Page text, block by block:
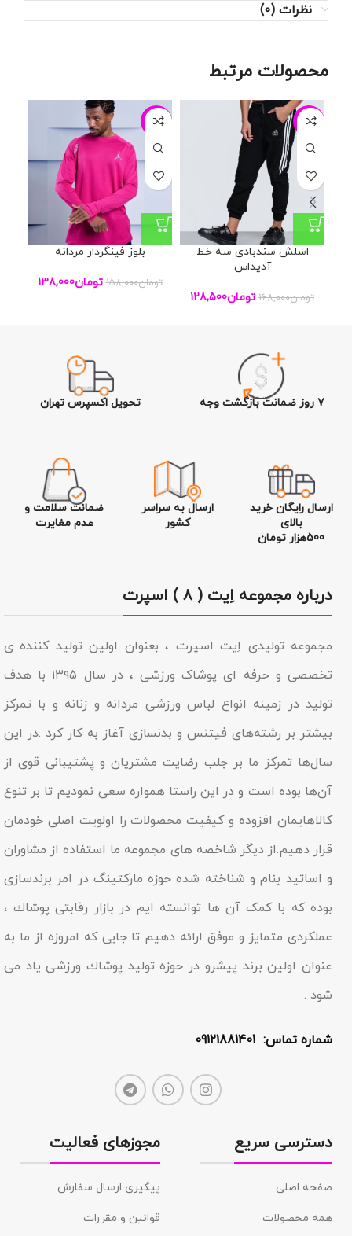
نظرات (0)
محصولات مرتبط
-24%
اسلش سندبادی سه خط
آدیداس
تومان168,000 تومان128,500
-13%
بلوز فینگردار مردانه
تومان158,000 تومان138,000
۷ روز ضمانت بازگشت وجه تحویل اکسپرس تهران
ارسال رایگان خرید
بالای
500هزار تومان
ارسال به سراسر
کشور
ضمانت سلامت و
عدم مغایرت
درباره مجموعه اِیت ( ۸ ) اسپرت
مجموعه تولیدى اِیت اسپرت ، بعنوان اولین تولید کننده ی
تخصصی و حرفه ای پوشاک ورزشی ، در سال ۱۳۹۵ با هدف
تولید در زمینه انواع لباس ورزشی مردانه و زنانه و با تمرکز
بیشتر بر رشته‌های فیتنس و بدنسازی آغاز به کار کرد .در این
سال‌ها تمرکز ما بر جلب رضایت مشتریان و پشتیبانی قوی از
آن‌ها بوده است و در این راستا همواره سعی نمودیم تا بر تنوع
کالاهایمان افزوده و کیفیت محصولات را اولویت اصلی خودمان
قرار دهیم.از دیگر شاخصه هاى مجموعه ما استفاده از مشاوران
و اساتید بنام و شناخته شده حوزه مارکتینگ در امر برندسازى
بوده که با کمک آن ها توانسته ایم در بازار رقابتى پوشاك ،
عملکردى متمایز و موفق ارائه دهیم تا جایى که امروزه از ما به
عنوان اولین برند پیشرو در حوزه تولید پوشاك ورزشی یاد مى
شود .
شماره تماس: 09121881401
دسترسی سریع
صفحه اصلی
همه محصولات
مجوزهای فعالیت
پیگیری ارسال سفارش
قوانین و مقررات